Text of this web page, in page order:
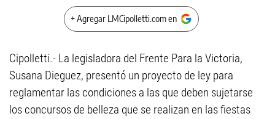
+ Agregar LMCipolletti.com en
Cipolletti.- La legisladora del Frente Para la Victoria,
Susana Dieguez, presentó un proyecto de ley para
reglamentar las condiciones a las que deben sujetarse
los concursos de belleza que se realizan en las fiestas